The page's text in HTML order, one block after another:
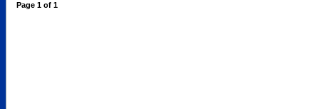
Page 1 of 1